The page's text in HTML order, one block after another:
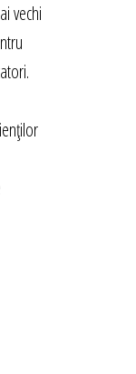
vechi